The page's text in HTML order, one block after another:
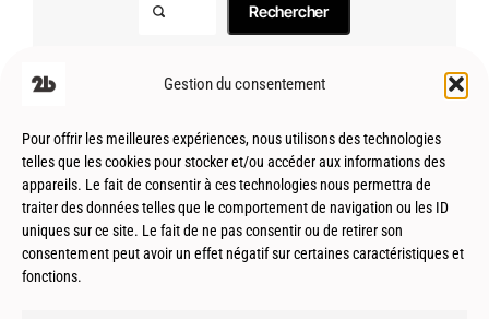
Gestion du consentement
Pour offrir les meilleures expériences, nous utilisons des technologies
telles que les cookies pour stocker et/ou accéder aux informations des
appareils. Le fait de consentir à ces technologies nous permettra de
traiter des données telles que le comportement de navigation ou les ID
uniques sur ce site. Le fait de ne pas consentir ou de retirer son
consentement peut avoir un effet négatif sur certaines caractéristiques et
fonctions.
Rechercher